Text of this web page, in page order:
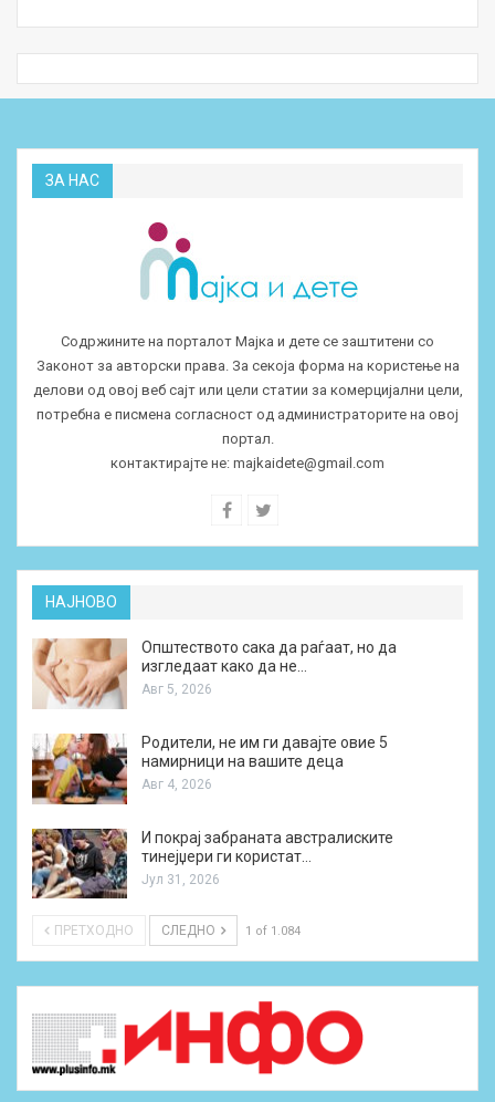
ЗА НАС
Содржините на порталот Мајка и дете се заштитени со
Законот за авторски права. За секоја форма на користење на
делови од овој веб сајт или цели статии за комерцијални цели,
потребна е писмена согласност од администраторите на овој
портал.
контактирајте не: majkaidete@gmail.com
НАЈНОВО
Општеството сака да раѓаат, но да
изгледаат како да не…
Авг 5, 2026
Родители, не им ги давајте овие 5
намирници на вашите деца
Авг 4, 2026
И покрај забраната австралиските
тинејџери ги користат…
Јул 31, 2026
ПРЕТХОДНО СЛЕДНО 1 of 1.084